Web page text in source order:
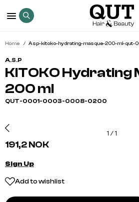
Home Asp-kitoko-hydrating-masque-200-ml-qut-
A.S.P
KITOKO Hydrating
200 ml
QUT-0001-0003-0008-0200
1 /1
191,2 NOK
Sign Up
Add to wishlist